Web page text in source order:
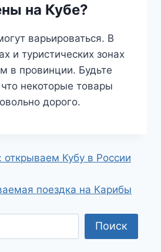
на Кубе?
варьироваться. В
и туристических зонах
в провинции. Будьте
некоторые товары
дорого.
открываем Кубу в России
поездка на Карибы
Поиск